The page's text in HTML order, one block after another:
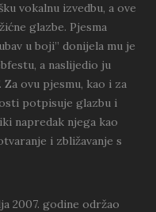
vokalnu izvedbu, a ove
glazbe. Pjesma
u boji” donijela mu je
a naslijedio ju
Za ovu pjesmu, kao i za
potpisuje glazbu i
napredak njega kao
i zbližavanje s
2007. godine održao